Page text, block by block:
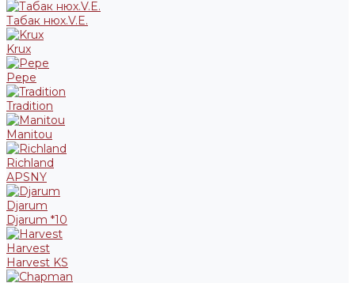
Табак нюх.V.E.
Krux
Pepe
Tradition
Manitou
Richland
APSNY
Djarum
Djarum *10
Harvest
Harvest KS